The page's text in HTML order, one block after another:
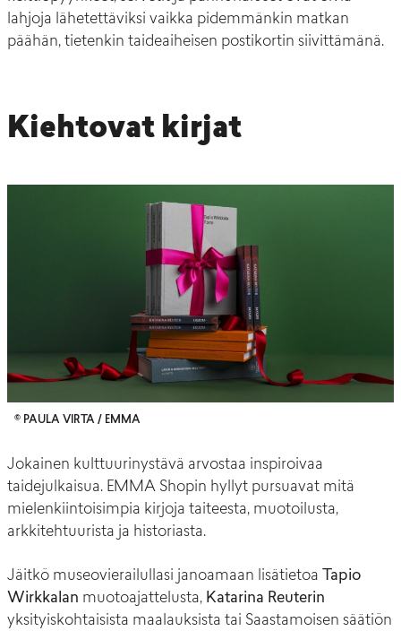
lahjoja lähetettäviksi vaikka pidemmänkin matkan
päähän, tietenkin taideaiheisen postikortin siivittämänä.
Kiehtovat kirjat
© PAULA VIRTA / EMMA
Jokainen kulttuurinystävä arvostaa inspiroivaa
taidejulkaisua. EMMA Shopin hyllyt pursuavat mitä
mielenkiintoisimpia kirjoja taiteesta, muotoilusta,
arkkitehtuurista ja historiasta.
Jäitkö museovierailullasi janoamaan lisätietoa
Tapio
Wirkkalan muotoajattelusta, Katarina Reuterin
yksityiskohtaisista maalauksista tai Saastamoisen säätiön